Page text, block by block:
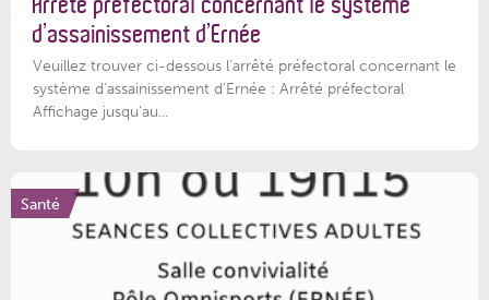
d’assainissement d’Ernée
Veuillez trouver ci-dessous l’arrêté préfectoral concernant le
système d'assainissement d'Ernée : Arrêté préfectoral
Affichage jusqu'au...
Santé